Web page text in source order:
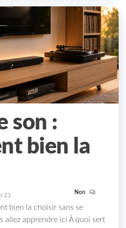
son :
bien la
23 Non
bien la choisir sans se
allez apprendre ici À quoi sert